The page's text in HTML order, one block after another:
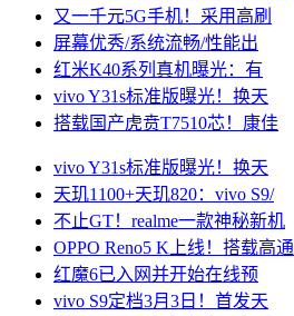
又一千元5G手机！采用高刷
屏幕优秀/系统流畅/性能出
红米K40系列真机曝光：有
vivo Y31s标准版曝光！换天
搭载国产虎贲T7510芯！康佳
vivo Y31s标准版曝光！换天
天玑1100+天玑820：vivo S9/
不止GT！realme一款神秘新机
OPPO Reno5 K上线！搭载高通
红魔6已入网并开始在线预
vivo S9定档3月3日！首发天